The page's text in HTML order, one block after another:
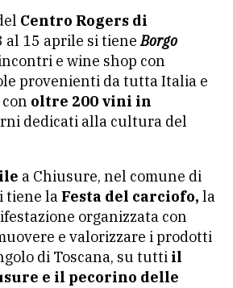
Centro Rogers di
al 15 aprile si tieneBorgo
e wine shop con
provenienti da tutta Italia e
oltre 200 vini in
dedicati alla cultura del
a Chiusure, nel comune di
tiene la Festa del carciofo, la
organizzata con
e valorizzare i prodotti
di Toscana, su tutti il
e il pecorino delle